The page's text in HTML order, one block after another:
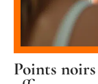
Points